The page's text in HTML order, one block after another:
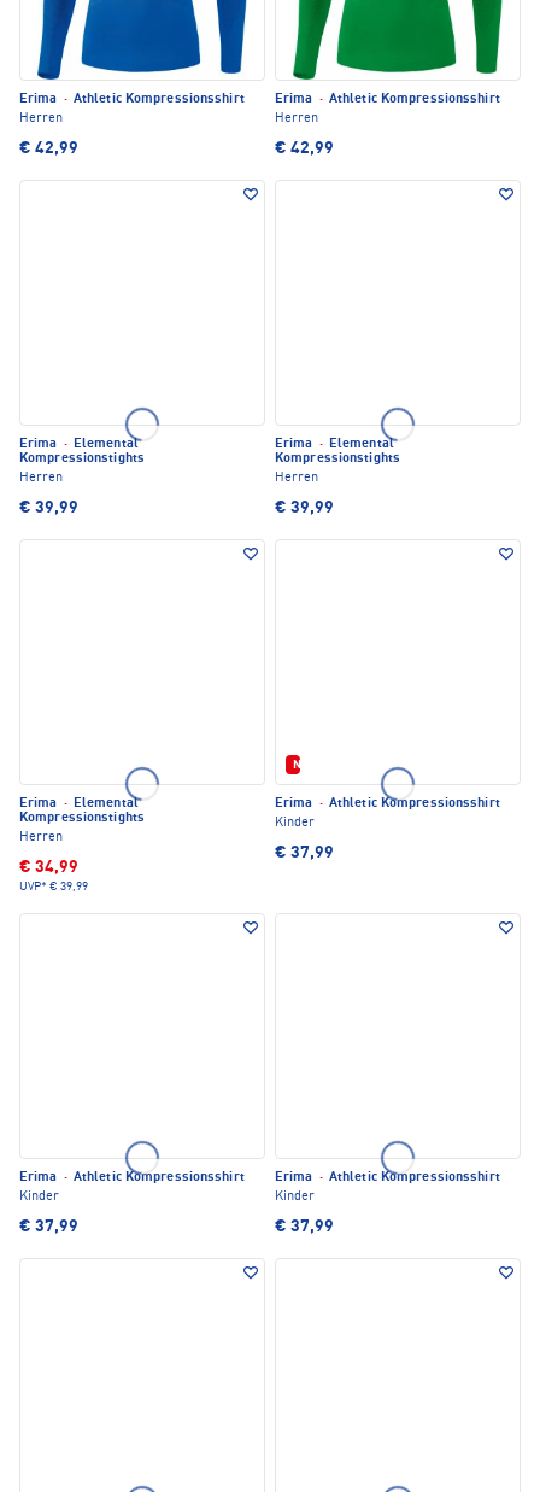
Erima · Athletic Kompressionsshirt
Herren
€ 42,99
Erima · Athletic Kompressionsshirt
Herren
€ 42,99
Erima · Elemental
Kompressionstights
Herren
€ 39,99
Erima · Elemental
Kompressionstights
Herren
€ 39,99
Erima · Elemental
Kompressionstights
Herren
€ 34,99
UVP* € 39,99
Neu
Erima · Athletic Kompressionsshirt
Kinder
€ 37,99
Erima · Athletic Kompressionsshirt
Kinder
€ 37,99
Erima · Athletic Kompressionsshirt
Kinder
€ 37,99